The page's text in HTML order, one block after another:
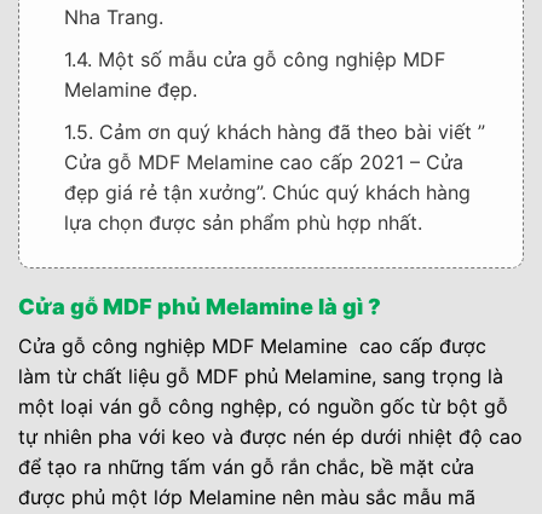
Nha Trang.
1.4. Một số mẫu cửa gỗ công nghiệp MDF
Melamine đẹp.
1.5. Cảm ơn quý khách hàng đã theo bài viết ”
Cửa gỗ MDF Melamine cao cấp 2021 – Cửa
đẹp giá rẻ tận xưởng”. Chúc quý khách hàng
lựa chọn được sản phẩm phù hợp nhất.
Cửa gỗ MDF phủ Melamine là gì ?
Cửa gỗ công nghiệp MDF Melamine cao cấp được
làm từ chất liệu gỗ MDF phủ Melamine, sang trọng là
một loại ván gỗ công nghệp, có nguồn gốc từ bột gỗ
tự nhiên pha với keo và được nén ép dưới nhiệt độ cao
để tạo ra những tấm ván gỗ rắn chắc, bề mặt cửa
được phủ một lớp Melamine nên màu sắc mẫu mã